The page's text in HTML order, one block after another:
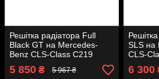
Решітка радіатора Full
Black GT на Mercedes-
Benz CLS-Class C219
2004-2008 року
5 850 ₴ 5 967 ₴
SLS на
CLS-
2010
6 300